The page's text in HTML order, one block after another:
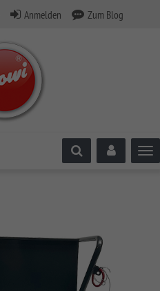
Anmelden Zum Blog